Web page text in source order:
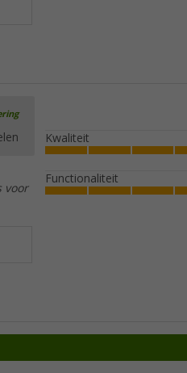
voor
Kwaliteit
Functionaliteit